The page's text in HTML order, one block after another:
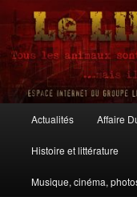
Aller
contenu
principal
Aller
contenu
secondaire
Le
principal
Actualités Affaire
Histoire et littérature
Musique, cinéma,